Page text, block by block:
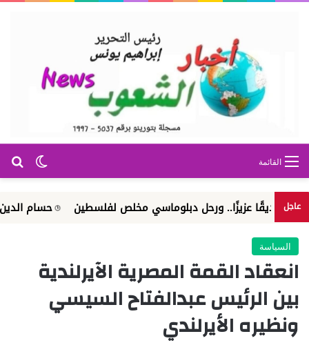
الوضع القائمة
عاجلعزيزًا.. ورحل دبلوماسي مخلص لفلسطين حسام الدين بريطل
السياسة
انعقاد القمة المصرية الآيرلندية
بين الرئيس عبدالفتاح السيسي
ونظيره الأيرلندي